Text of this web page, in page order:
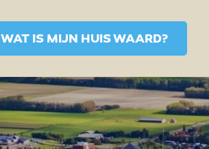
WAT IS MIJN HUIS WAARD?